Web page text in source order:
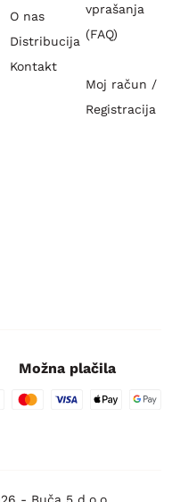
O nas
Distribucija
Kontakt
vprašanja
(FAQ)
Moj račun /
Registracija
Možna plačila